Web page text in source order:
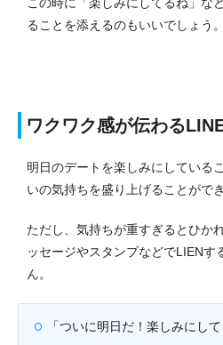
ることを添えるのもいいでしょう。
ワクワク感が伝わる
明日のデートを楽しみにしている
いの気持ちを盛り上げることがで
ただし、気持ちが重すぎるとひか
ッセージやスタンプなどでLIENす
ん。
「ついに明日だ！楽しみにして